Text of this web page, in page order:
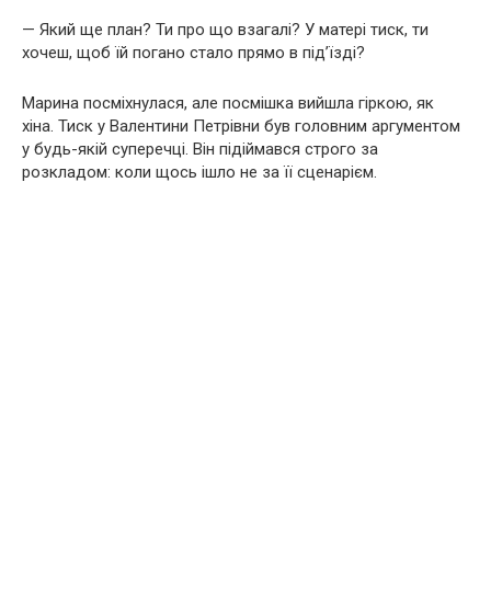
— Який ще план? Ти про що взагалі? У матері тиск, ти
хочеш, щоб їй погано стало прямо в під’їзді?
Марина посміхнулася, але посмішка вийшла гіркою, як
хіна. Тиск у Валентини Петрівни був головним аргументом
у будь-якій суперечці. Він підіймався строго за
розкладом: коли щось ішло не за її сценарієм.